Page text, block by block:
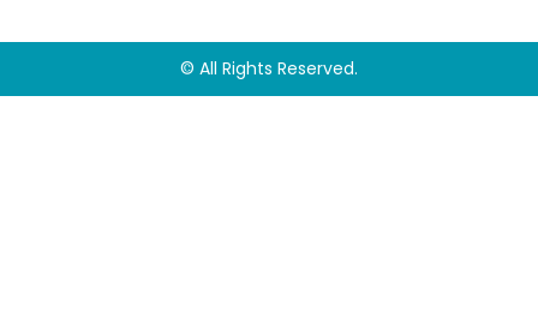
© All Rights Reserved.